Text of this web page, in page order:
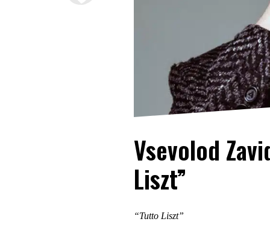
Vsevolod
Liszt”
“Tutto Liszt”